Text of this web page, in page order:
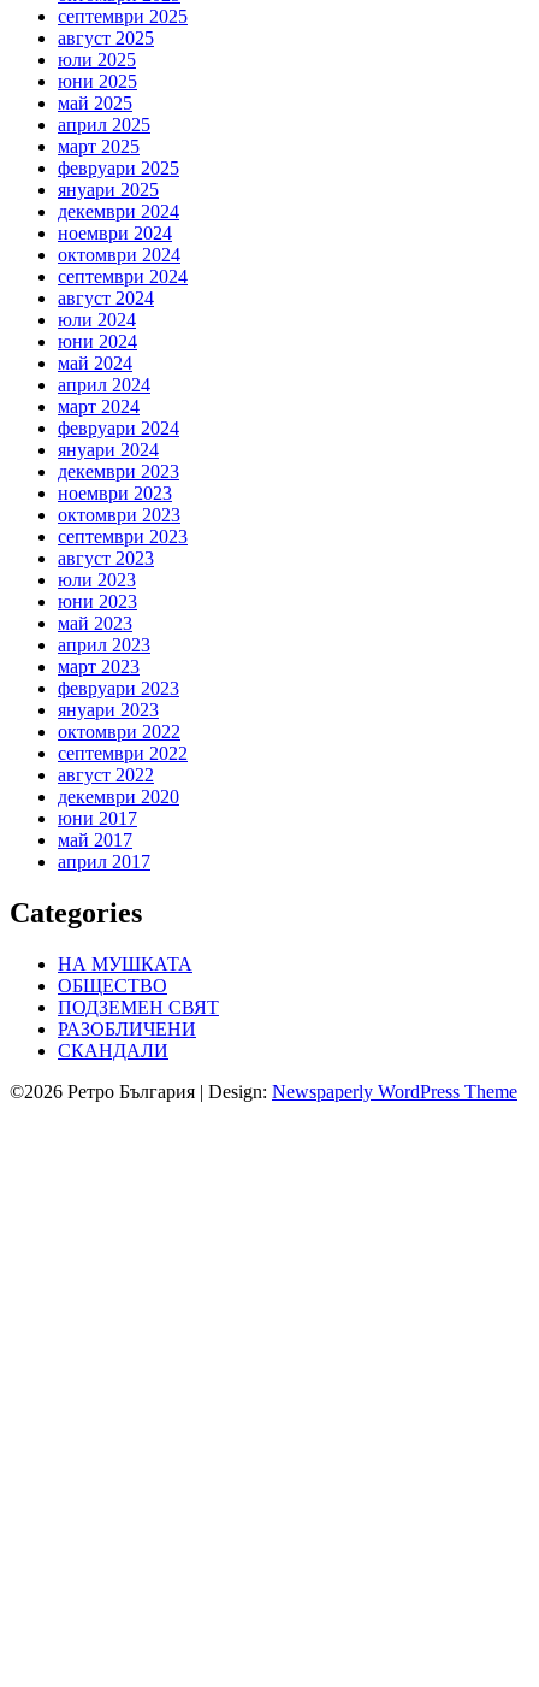
септември 2025
август 2025
юли 2025
юни 2025
май 2025
април 2025
март 2025
февруари 2025
януари 2025
декември 2024
ноември 2024
октомври 2024
септември 2024
август 2024
юли 2024
юни 2024
май 2024
април 2024
март 2024
февруари 2024
януари 2024
декември 2023
ноември 2023
октомври 2023
септември 2023
август 2023
юли 2023
юни 2023
май 2023
април 2023
март 2023
февруари 2023
януари 2023
октомври 2022
септември 2022
август 2022
декември 2020
юни 2017
май 2017
април 2017
Categories
НА МУШКАТА
ОБЩЕСТВО
ПОДЗЕМЕН СВЯТ
РАЗОБЛИЧЕНИ
СКАНДАЛИ
©2026 Ретро България | Design: Newspaperly WordPress Theme